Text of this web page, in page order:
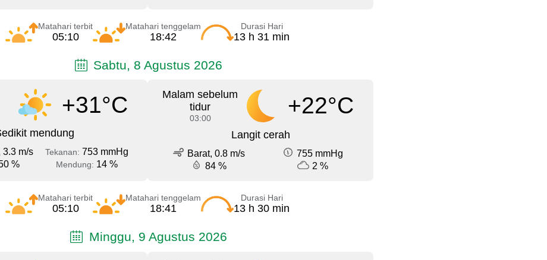
Matahari terbit
05:10
Matahari tenggelam
18:42
Durasi Hari
13 h 31 min
Sabtu, 8 Agustus 2026
+31°C
mendung
3.3 m/s Tekanan: 753 mmHg
% Mendung: 14 %
Malam sebelum
tidur
03:00 +22°C
Langit cerah
Barat, 0.8 m/s
755 mmHg
84 %
2 %
Matahari terbit
05:10
Matahari tenggelam
18:41
Durasi Hari
13 h 30 min
Minggu, 9 Agustus 2026